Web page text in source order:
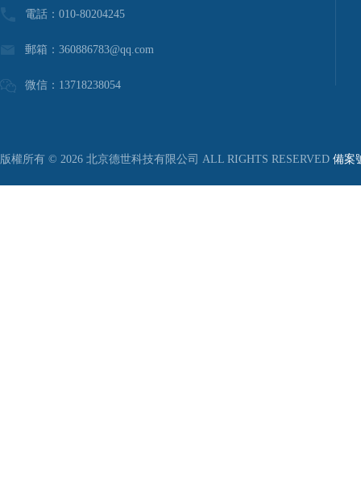
電話：010-80204245
郵箱： 360886783@qq.com
微信：13718238054
版權所有 © 2026 北京德世科技有限公司 ALL RIGHTS RESERVED 備案